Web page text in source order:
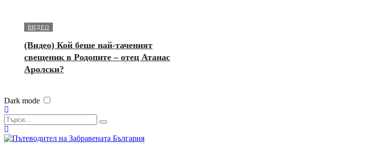
ВИДЕО
(Видео) Кой беше най-таченият
свещеник в Родопите – отец Атанас
Аролски?
Dark mode